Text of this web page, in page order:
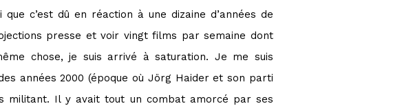
c’est dû en réaction à une dizaine d’années de
presse et voir vingt films par semaine dont
chose, je suis arrivé à saturation. Je me suis
années 2000 (époque où Jörg Haider et son parti
militant. Il y avait tout un combat amorcé par ses